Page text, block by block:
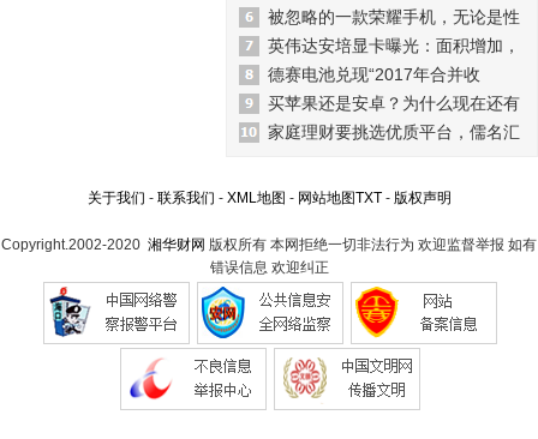
被忽略的一款荣耀手机，无论是性
英伟达安培显卡曝光：面积增加，
德赛电池兑现“2017年合并收
买苹果还是安卓？为什么现在还有
家庭理财要挑选优质平台，儒名汇
关于我们 - 联系我们 - XML地图 - 网站地图TXT- 版权声明
Copyright.2002-2020 湘华财网 版权所有 本网拒绝一切非法行为 欢迎监督举报 如有
错误信息 欢迎纠正